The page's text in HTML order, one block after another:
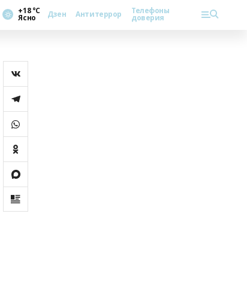
+18 °С
Ясно Дзен Антитеррор Телефоны
доверия